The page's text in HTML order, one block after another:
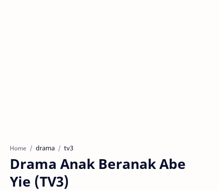
Home drama tv3
Drama Anak Beranak Abe
Yie (TV3)